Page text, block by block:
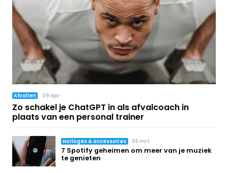
Afvallen 09 apr
Zo schakel je ChatGPT in als afvalcoach in
plaats van een personal trainer
Horloges & accessoires 05 mrt
7 Spotify geheimen om meer van je muziek
te genieten